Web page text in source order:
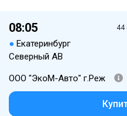
08:05
● Екатеринбург
Северный АВ
44
ООО "ЭкоМ-Авто" г.Реж